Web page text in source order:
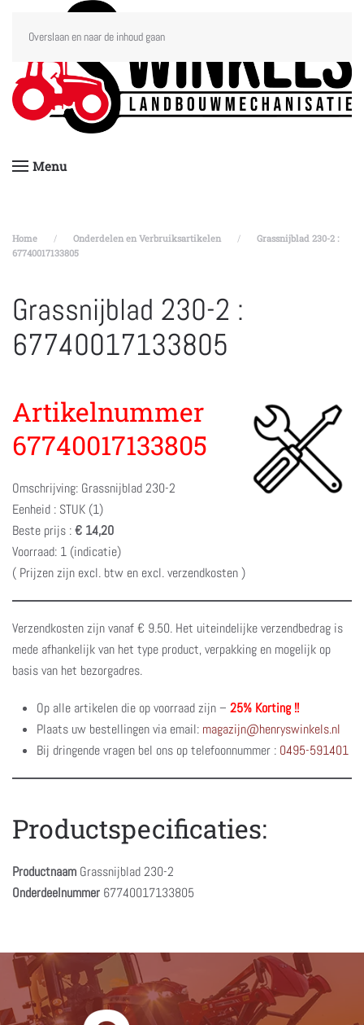
Overslaan en naar de inhoud gaan
Menu
Home Onderdelen en Verbruiksartikelen
Grassnijblad 230-2 :
67740017133805
Grassnijblad 230-2 :
67740017133805
Artikelnummer
67740017133805
Omschrijving: Grassnijblad 230-2
Eenheid : STUK (1)
Beste prijs :€ 14,20
Voorraad: 1 (indicatie)
( Prijzen zijn excl. btw en excl. verzendkosten )
Verzendkosten zijn vanaf € 9.50. Het uiteindelijke verzendbedrag is
mede afhankelijk van het type product, verpakking en mogelijk op
basis van het bezorgadres.
Op alle artikelen die op voorraad zijn – 25% Korting !!
Plaats uw bestellingen via email: magazijn@henryswinkels.nl
Bij dringende vragen bel ons op telefoonnummer : 0495-591401
Productspecificaties:
Productnaam Grassnijblad 230-2
Onderdeelnummer 67740017133805